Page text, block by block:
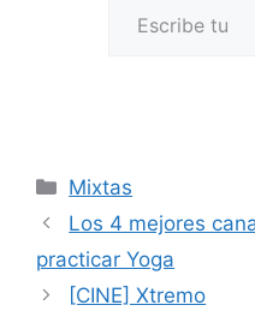
Categorías
Mixtas
Los 4 mejores
practicar Yoga
[CINE] Xtremo